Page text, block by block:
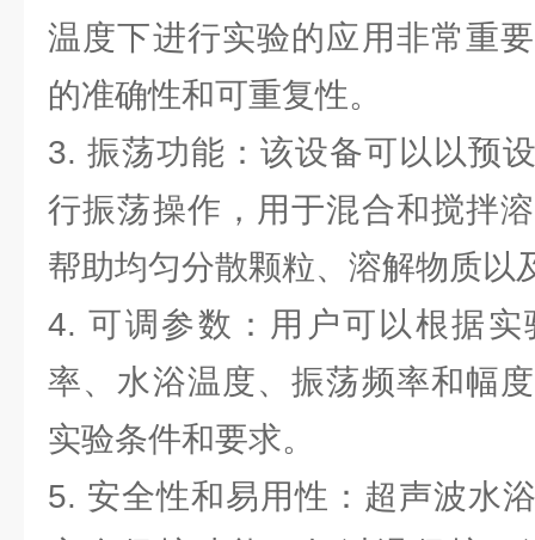
温度下进行实验的应用非常重
的准确性和可重复性。
3. 振荡功能：该设备可以以预
行振荡操作，用于混合和搅拌
帮助均匀分散颗粒、溶解物质以
4. 可调参数：用户可以根据
率、水浴温度、振荡频率和幅
实验条件和要求。
5. 安全性和易用性：超声波水